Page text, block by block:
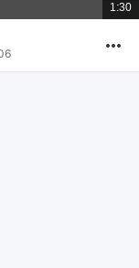
總
共
1:30